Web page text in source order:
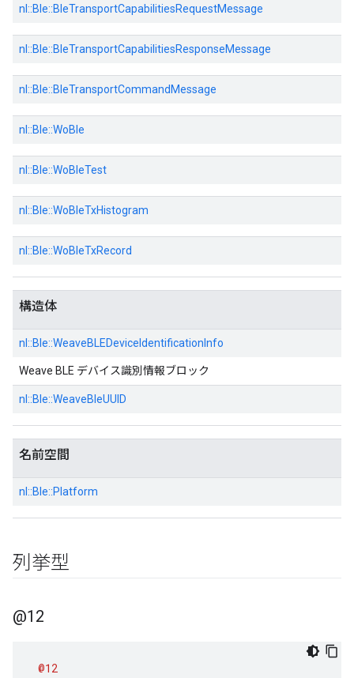
nl::Ble::BleTransportCapabilitiesRequestMessage
nl::Ble::BleTransportCapabilitiesResponseMessage
nl::Ble::BleTransportCommandMessage
nl::Ble::WoBle
nl::Ble::WoBleTest
nl::Ble::WoBleTxHistogram
nl::Ble::WoBleTxRecord
構造体
nl::Ble::WeaveBLEDeviceIdentificationInfo
Weave BLE デバイス識別情報ブロック
nl::Ble::WeaveBleUUID
名前空間
nl::Ble::Platform
列挙型
@12
@12